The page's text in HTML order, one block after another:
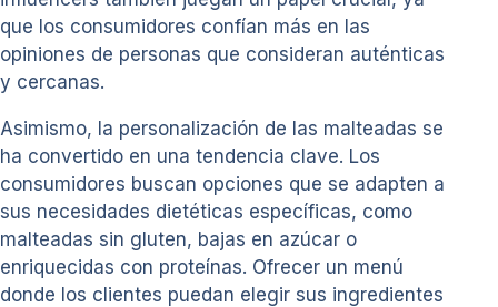
que los consumidores confían más en las
opiniones de personas que consideran auténticas
y cercanas.
Asimismo, la personalización de las malteadas se
ha convertido en una tendencia clave. Los
consumidores buscan opciones que se adapten a
sus necesidades dietéticas específicas, como
malteadas sin gluten, bajas en azúcar o
enriquecidas con proteínas. Ofrecer un menú
donde los clientes puedan elegir sus ingredientes